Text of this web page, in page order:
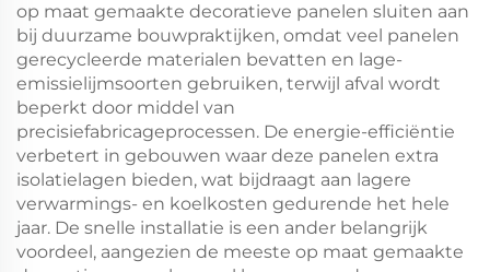
op maat gemaakte decoratieve panelen sluiten aan
bij duurzame bouwpraktijken, omdat veel panelen
gerecycleerde materialen bevatten en lage-
emissielijmsoorten gebruiken, terwijl afval wordt
beperkt door middel van
precisiefabricageprocessen. De energie-efficiëntie
verbetert in gebouwen waar deze panelen extra
isolatielagen bieden, wat bijdraagt aan lagere
verwarmings- en koelkosten gedurende het hele
jaar. De snelle installatie is een ander belangrijk
voordeel, aangezien de meeste op maat gemaakte